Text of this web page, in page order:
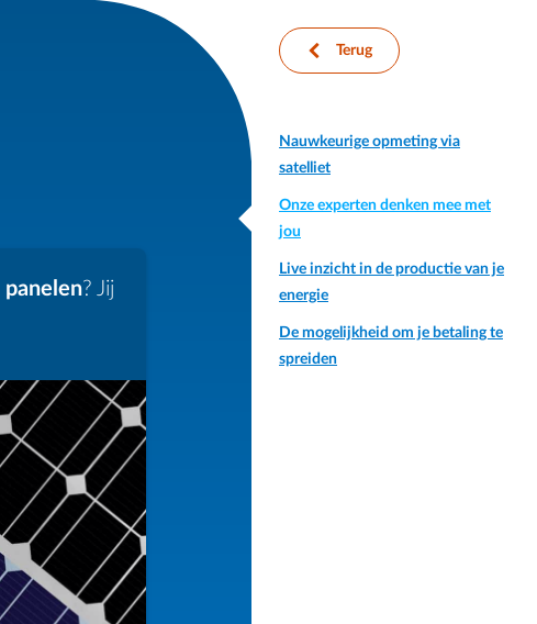
panelen? Jij
arrow-left Terug
Nauwkeurige opmeting via
satelliet
Onze experten denken mee met
jou
Live inzicht in de productie van je
energie
De mogelijkheid om je betaling te
spreiden